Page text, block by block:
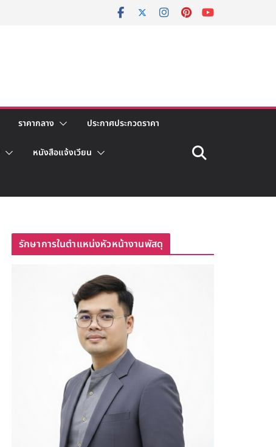
ราคากลาง ประกาศประกวดราคา
หนังสือแจ้งเวียน
รักษาการในตำแหน่งหัวหน้างานพัสดุ